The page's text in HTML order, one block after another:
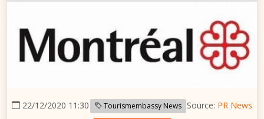
22/12/2020 11:30 Tourismembassy News Source: PR News